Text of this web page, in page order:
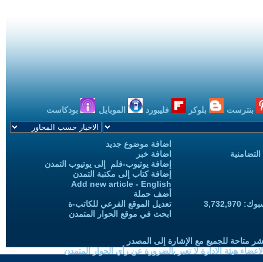
بنترست بلوكر فليبورد الموبايل بودكاست
اضافة موضوع جديد
اضافة خبر
إضافة يوتيوب-فلم إلى يوتيوب التمدن
إضافة كتاب إلى مكتبة التمدن
Add new article - English
أضف حملة
تعديل الموقع الفرعي للكاتب-ة
ابحث في موقع الحوار المتمدن
متاحة للجميع مع الإشارة إلى المصدر
هيئة الادارة لا تعبر بالضرورة عن رأي الحوار المتمدن